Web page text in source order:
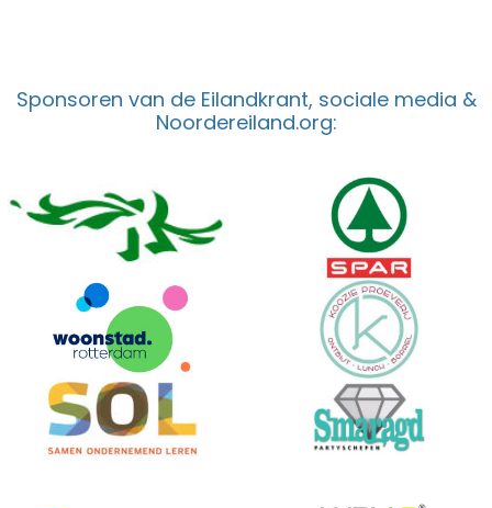
Sponsoren van de Eilandkrant, sociale media &
Noordereiland.org: